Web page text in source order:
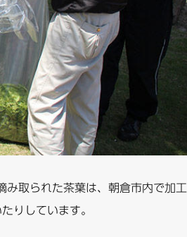
取られた茶葉は、朝倉市内で加工
りしています。